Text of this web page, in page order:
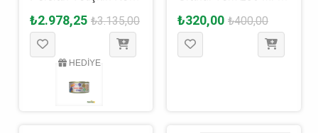
Maması 4 Kg
₺2.978,25 ₺3.135,00
HEDİYE
80 Gr
₺320,00 ₺400,00